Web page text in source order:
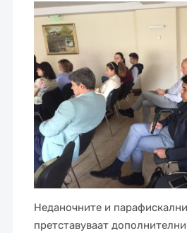
Неданочните и
претставуваат